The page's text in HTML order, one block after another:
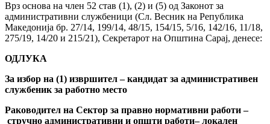
Врз основа на член 52 став (1), (2) и (5) од Законот за
административни службеници (Сл. Весник на Република
Македонија бр. 27/14, 199/14, 48/15, 154/15, 5/16, 142/16, 11/18,
275/19, 14/20 и 215/21), Секретарот на Општина Сарај, денесе:
ОДЛУКА
За избор на (1) извршител – кандидат за административен
службеник за работно место
Раководител на Сектор за правно нормативни работи –
стручно административни и општи работи– локален